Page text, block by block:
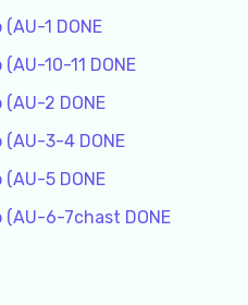
1 DONE
10-11 DONE
2 DONE
(AU-3-4 DONE
5 DONE
(AU-6-7chast DONE